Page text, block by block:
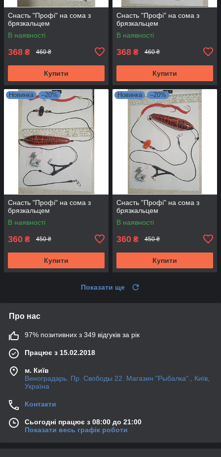
Снасть "Профі" на сома з
брязкальцем
В наявності
368 ₴ 460 ₴
Купити
Снасть "Профі" на сома з
брязкальцем
В наявності
368 ₴ 460 ₴
Купити
Новинка –20%
Снасть "Профі" на сома з
брязкальцем
В наявності
360 ₴ 450 ₴
Купити
Новинка –20%
Снасть "Профі" на сома з
брязкальцем
В наявності
360 ₴ 450 ₴
Купити
Показати ще
Про нас
97% позитивних з 349 відгуків за рік
Працює з 15.02.2018
м. Київ
Виноградарь. Пр. Свободы 22. Магазин "Рыбалка"., Київ,
Україна
Контакти
Сьогодні працює з 08:00 до 21:00
Показати весь графік роботи